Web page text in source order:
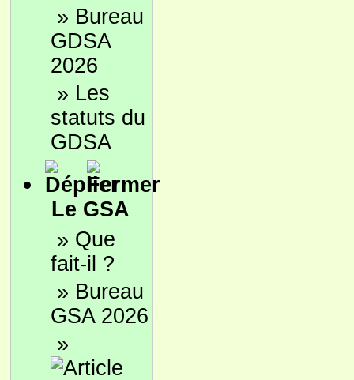
» Bureau
GDSA
2026
» Les
statuts du
GDSA
Le GSA
» Que
fait-il ?
» Bureau
GSA 2026
»